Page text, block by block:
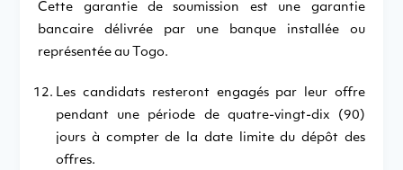
Cette garantie de soumission est une garantie
bancaire délivrée par une banque installée ou
représentée au Togo.
Les candidats resteront engagés par leur offre
pendant une période de quatre-vingt-dix (90)
jours à compter de la date limite du dépôt des
offres.